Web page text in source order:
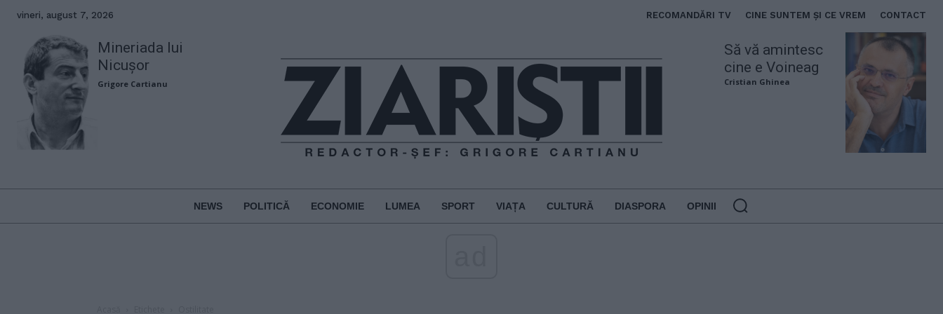
vineri, august 7, 2026 RECOMANDĂRI TV CINE SUNTEM ȘI CE VREM CONTACT
Mineriada lui
Nicușor
Grigore Cartianu
Să vă amintesc
cine e Voineag
Cristian Ghinea
NEWS POLITICĂ ECONOMIE LUMEA SPORT VIAȚA CULTURĂ DIASPORA OPINII